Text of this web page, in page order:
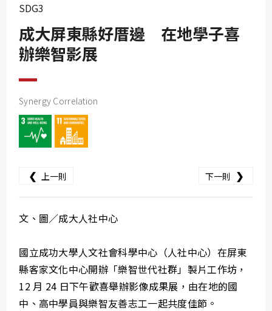
SDG10
SDG3
成大屏東縣好厝邊 在地學子喜
辦樂智影展
Synergy Correlation
❮ 上一則 下一則 ❯
文、圖／成大人社中心
國立成功大學人文社會科學中心（人社中心）在屏東
縣客家文化中心開辦「樂智世代社群」製片工作坊，
12 月 24 日下午歡喜舉辦影像成果展，由在地的國
中、高中學員與樂智友善志工一起共度佳節。